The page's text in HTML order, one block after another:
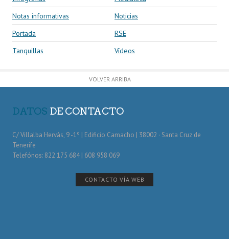
Notas informativas
Noticias
Portada
RSE
Tanquillas
Vídeos
VOLVER ARRIBA
DATOS DE CONTACTO
C/ Villalba Hervás, 9 -1º | Edificio Camacho | 38002 · Santa Cruz de
Tenerife
Telefónos: 822 175 684 | 608 958 069
CONTACTO VÍA WEB